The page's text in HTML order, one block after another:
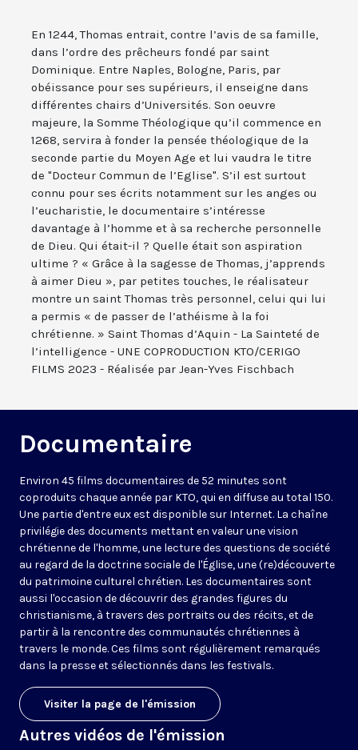
En 1244, Thomas entrait, contre l’avis de sa famille,
dans l’ordre des prêcheurs fondé par saint
Dominique. Entre Naples, Bologne, Paris, par
obéissance pour ses supérieurs, il enseigne dans
différentes chairs d’Universités. Son oeuvre
majeure, la Somme Théologique qu’il commence en
1268, servira à fonder la pensée théologique de la
seconde partie du Moyen Age et lui vaudra le titre
de "Docteur Commun de l’Eglise". S’il est surtout
connu pour ses écrits notamment sur les anges ou
l’eucharistie, le documentaire s’intéresse
davantage à l’homme et à sa recherche personnelle
de Dieu. Qui était-il ? Quelle était son aspiration
ultime ? « Grâce à la sagesse de Thomas, j’apprends
à aimer Dieu », par petites touches, le réalisateur
montre un saint Thomas très personnel, celui qui lui
a permis « de passer de l’athéisme à la foi
chrétienne. » Saint Thomas d’Aquin - La Sainteté de
l’intelligence - UNE COPRODUCTION KTO/CERIGO
FILMS 2023 - Réalisée par Jean-Yves Fischbach
Documentaire
Environ 45 films documentaires de 52 minutes sont
coproduits chaque année par KTO, qui en diffuse au total 150.
Une partie d'entre eux est disponible sur Internet. La chaîne
privilégie des documents mettant en valeur une vision
chrétienne de l'homme, une lecture des questions de société
au regard de la doctrine sociale de l'Église, une (re)découverte
du patrimoine culturel chrétien. Les documentaires sont
aussi l'occasion de découvrir des grandes figures du
christianisme, à travers des portraits ou des récits, et de
partir à la rencontre des communautés chrétiennes à
travers le monde. Ces films sont régulièrement remarqués
dans la presse et sélectionnés dans les festivals.
Visiter la page de l'émission
Autres vidéos de l'émission